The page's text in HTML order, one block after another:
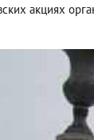
акциях